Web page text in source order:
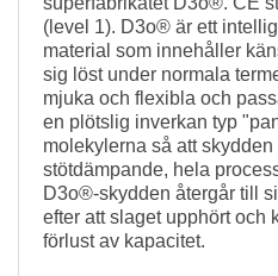
(level 1). D3o® är ett
material som innehåller
sig löst under normala
mjuka och flexibla och
en plötslig inverkan typ
molekylerna så att skydden
stötdämpande, hela
D3o®-skydden återgår till
efter att slaget upphört och
förlust av kapacitet.